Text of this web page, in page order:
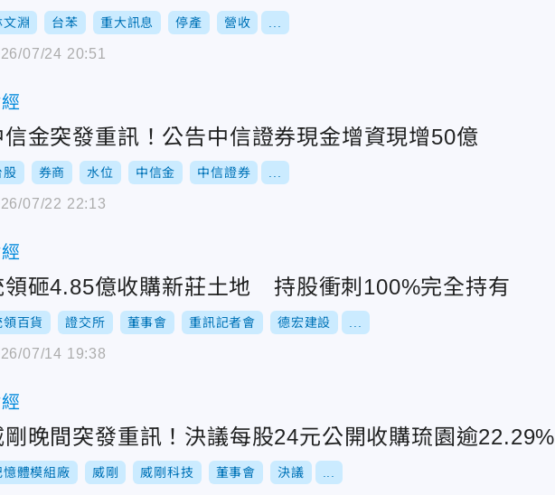
文淵 台苯 重大訊息 停產 營收
07/24 20:51
信金突發重訊！公告中信證券現金增資現增50億
股 券商 水位 中信金 中信證券
07/22 22:13
領砸4.85億收購新莊土地 持股衝刺100%完全持有
領百貨 證交所 董事會 重訊記者會 德宏建設
07/14 19:38
剛晚間突發重訊！決議每股24元公開收購琉園逾
憶體模組廠 威剛 威剛科技 董事會 決議